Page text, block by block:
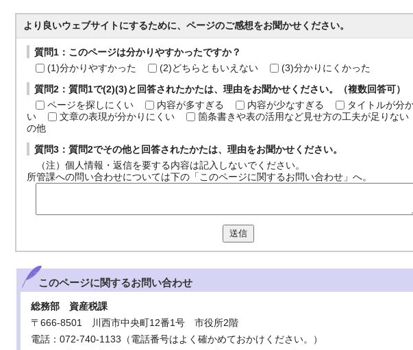
より良いウェブサイトにするために、ページのご感想をお聞かせください。
質問1：このページは分かりやすかったですか？
(1)分かりやすかった
(2)どちらともいえない (3)分かりにくかった
質問2：質問1で(2)(3)と回答されたかたは、理由をお聞かせください。（複数回答可）
ページを探しにくい
内容が多すぎる 内容が少なすぎる
タイトルが分
い
文章の表現が分かりにくい 箇条書きや表の活用など見せ方の工夫が足りない
の他
質問3：質問2でその他と回答されたかたは、理由をお聞かせください。
（注）個人情報・返信を要する内容は記入しないでください。
所管課への問い合わせについては下の「このページに関するお問い合わせ」へ。
送信
このページに関するお問い合わせ
総務部 資産税課
〒666-8501 川西市中央町12番1号 市役所2階
電話：072-740-1133（電話番号はよく確かめておかけください。）